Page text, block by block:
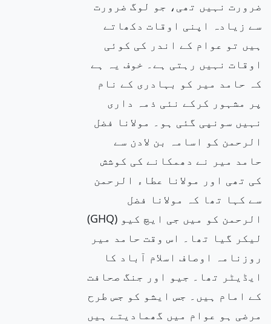
ضرورت نہیں تھی، جو لوگ ضرورت
سے زیادہ اپنی اوقات دکھاتے
ہیں تو عوام کے اندر کی کوئی
اوقات نہیں رہتی ہے۔ خوف یہ ہے
کہ حامد میر کو بہادری کے نام
پر مشہور کرکے نئی ذمہ داری
نہیں سونپی گئی ہو۔ مولانا فضل
الرحمن کو اسامہ بن لادن سے
حامد میر نے دھمکانے کی کوشش
کی تھی اور مولانا عطاء الرحمن
سے کہا تھا کہ مولانا فضل
الرحمن کو میں جی ایچ کیو (GHQ)
لیکر گیا تھا۔ اس وقت حامد میر
روزنامہ اوصاف اسلام آباد کا
ایڈیٹر تھا۔ جیو اور جنگ صحافت
کے امام ہیں۔ جس ایشو کو جس طرح
مرضی ہو عوام میں گھمادیتے ہیں